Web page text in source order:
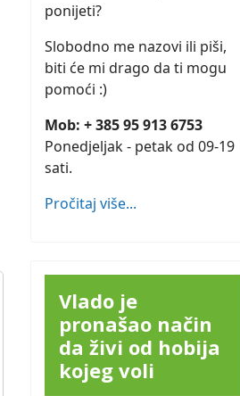
ponijeti?
Slobodno me nazovi ili piši,
biti će mi drago da ti mogu
pomoći :)
Mob: + 385 95 913 6753
Ponedjeljak - petak od 09-19
sati.
Pročitaj više...
Vlado je
pronašao način
da živi od hobija
kojeg voli